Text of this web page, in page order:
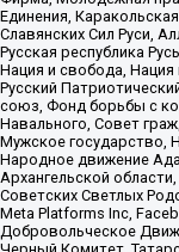
Единения,
Славянских Сил Руси,
Русская республика
Нация и свобода,
Русский
союз, Фонд борьбы с
Навального, Совет
Мужское государство,
Народное движение
Архангельской
Советских Светлых
Meta Platforms Inc,
Добровольческое
Черный Комитет,